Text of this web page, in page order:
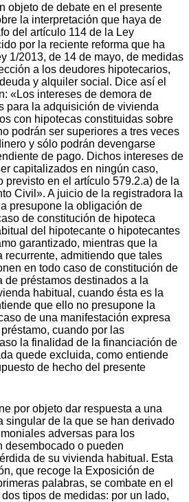
objeto de debate en el presente
la interpretación que haya de
del artículo 114 de la Ley
por la reciente reforma que ha
1/2013, de 14 de mayo, de medidas
a los deudores hipotecarios,
y alquiler social. Dice así el
«Los intereses de demora de
para la adquisición de vivienda
con hipotecas constituidas sobre
podrán ser superiores a tres veces
y sólo podrán devengarse
de pago. Dichos intereses de
capitalizados en ningún caso,
previsto en el artículo 579.2.a) de la
Civil». A juicio de la registradora la
presupone la obligación de
de constitución de hipoteca
del hipotecante o hipotecantes
garantizado, mientras que la
recurrente, admitiendo que tales
en todo caso de constitución de
de préstamos destinados a la
habitual, cuando ésta es la
que ello no presupone la
de una manifestación expresa
cuando por las
la finalidad de la financiación de
quede excluida, como entiende
de hecho del presente
por objeto dar respuesta a una
singular de la que se han derivado
adversas para los
desembocado o pueden
de su vivienda habitual. Esta
que recoge la Exposición de
palabras, se combate en el
tipos de medidas: por un lado,